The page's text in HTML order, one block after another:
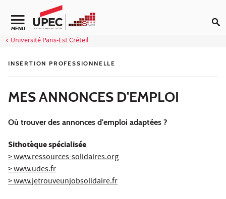
Aller au contenu
Navigation secondaire
MENU
Université Paris-Est Créteil
INSERTION PROFESSIONNELLE
MES ANNONCES D'EMPLOI
Où trouver des annonces d'emploi adaptées ?
Sithotèque spécialisée
> www.ressources-solidaires.org
> www.udes.fr
> www.jetrouveunjobsolidaire.fr